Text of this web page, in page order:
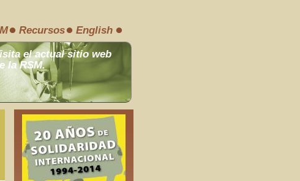
Recursos English
el actual sitio web
la RSM.